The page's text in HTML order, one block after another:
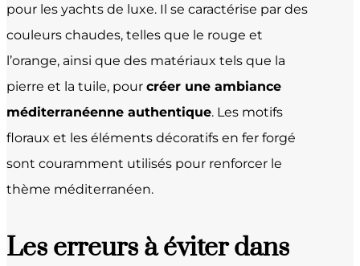
pour les yachts de luxe. Il se caractérise par des
couleurs chaudes, telles que le rouge et
l’orange, ainsi que des matériaux tels que la
pierre et la tuile, pour créer une ambiance
méditerranéenne authentique. Les motifs
floraux et les éléments décoratifs en fer forgé
sont couramment utilisés pour renforcer le
thème méditerranéen.
Les erreurs à éviter dans